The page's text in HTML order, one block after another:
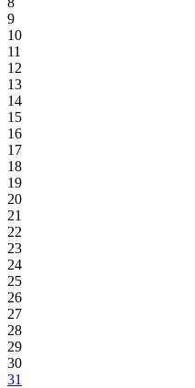
9
10
11
12
13
14
15
16
17
18
19
20
21
22
23
24
25
26
27
28
29
30
31